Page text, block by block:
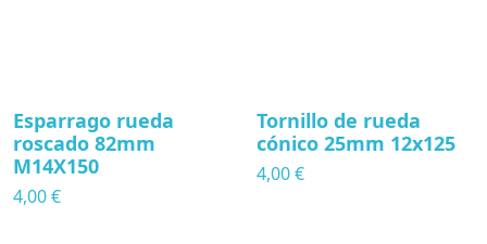
Esparrago rueda
roscado 82mm
M14X150
4,00 €
Tornillo de rueda
cónico 25mm 12x125
4,00 €